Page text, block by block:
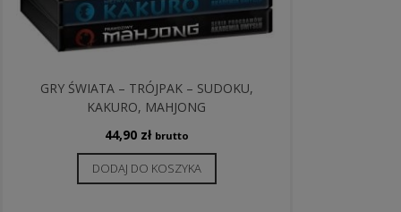
GRY ŚWIATA – TRÓJPAK – SUDOKU,
KAKURO, MAHJONG
44,90 zł brutto
DODAJ DO KOSZYKA